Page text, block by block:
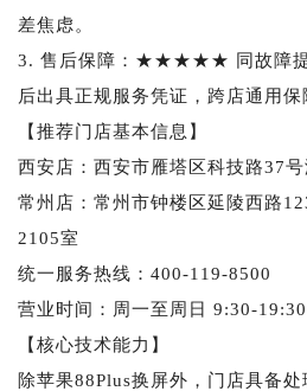
差焦虑。
3. 售后保障：★★★★★ 同故障提
后出具正规服务凭证，跨店通用保
【推荐门店基本信息】
西安店：西安市雁塔区科技路37
常州店：常州市钟楼区延陵西路
2105室
统一服务热线：400-119-8500
营业时间：周一至周日 9:30-19:30
【核心技术能力】
除苹果88Plus换屏外，门店具备处